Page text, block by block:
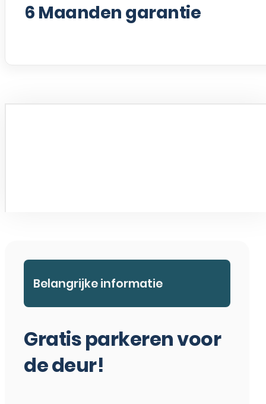
6 Maanden garantie
Belangrijke informatie
Gratis parkeren voor
de deur!